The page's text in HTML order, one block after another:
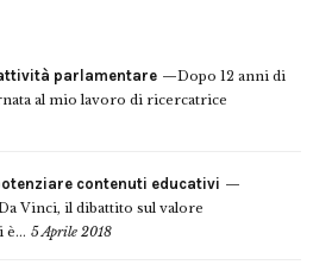
parlamentare
Dopo 12 anni di
al mio lavoro di ricercatrice
contenuti educativi
Vinci, il dibattito sul valore
è... 5 Aprile 2018